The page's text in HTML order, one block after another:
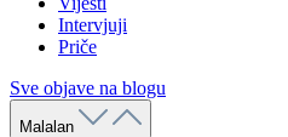
Intervjuji
Priče
Sve objave na blogu
Malalan